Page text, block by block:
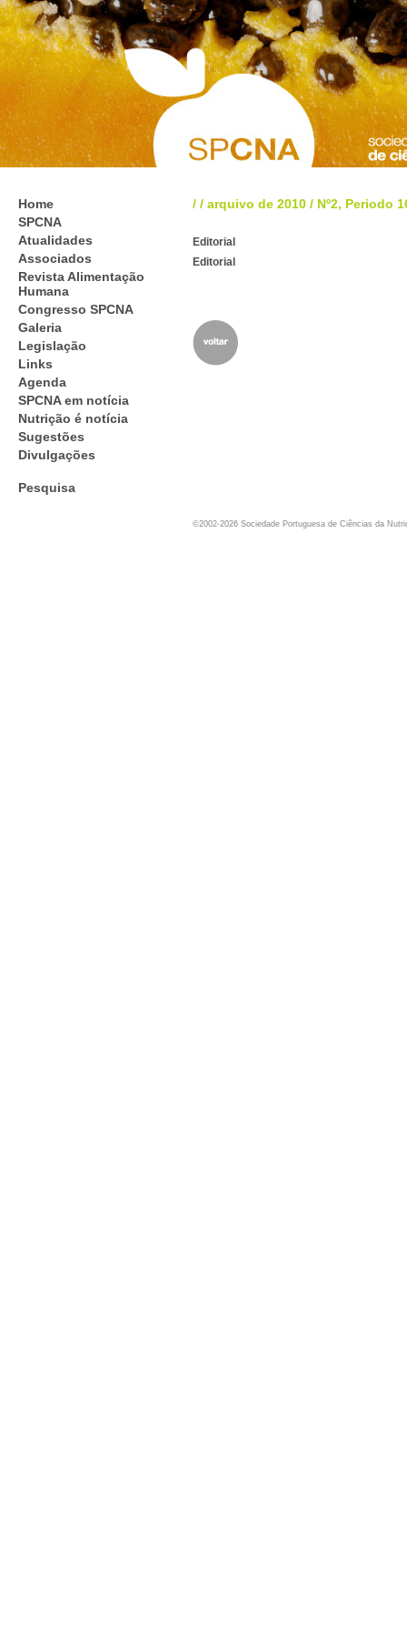
Home
SPCNA
Atualidades
Associados
Revista Alimentação
Humana
Congresso SPCNA
Galeria
Legislação
Links
Agenda
SPCNA em notícia
Nutrição é notícia
Sugestões
Divulgações
Pesquisa
/ / arquivo de 2010 / Nº2, Periodo
Editorial
Editorial
©2002-2026 Sociedade Portuguesa de Ciências da